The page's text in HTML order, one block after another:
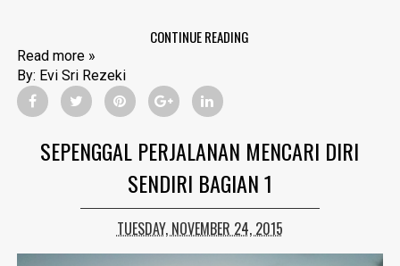
CONTINUE READING
Read more »
By: Evi Sri Rezeki
SEPENGGAL PERJALANAN MENCARI DIRI
SENDIRI BAGIAN 1
TUESDAY, NOVEMBER 24, 2015